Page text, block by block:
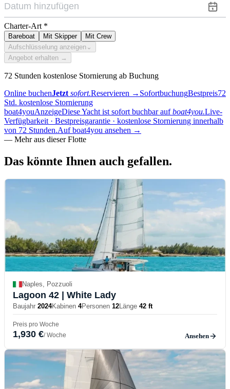
Charter-Art *
Bareboat Mit Skipper
Mit Crew
Aufschlüsselung anzeigen ⌄
Angebot erhalten →
72 Stunden kostenlose Stornierung ab Buchung
Online buchenJetzt sofort.Reservieren → SofortbuchungBestpreis72
Std. kostenlose Stornierung
boat4youAnzeigeDiese Yacht ist sofort buchbar auf boat4you.Live-
Verfügbarkeit · Bestpreisgarantie · kostenlose Stornierung innerhalb
von 72 Stunden.Auf boat4you ansehen →
— Mehr aus dieser Flotte
Das könnte Ihnen auch gefallen.
Naples, Pozzuoli
Lagoon 42 | White Lady
Baujahr 2024Kabinen 4Personen 12Länge 42 ft
Preis pro Woche
1,930 €/ Woche Ansehen